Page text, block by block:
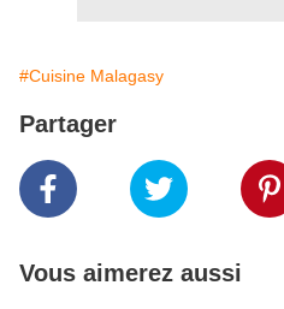
#Cuisine Malagasy
Partager
Vous aimerez aussi